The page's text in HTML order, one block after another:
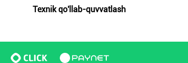
Texnik qo'llab-quvvatlash